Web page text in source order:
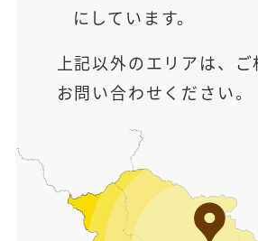
にしています。
上記以外のエリアは、ご
お問い合わせください。